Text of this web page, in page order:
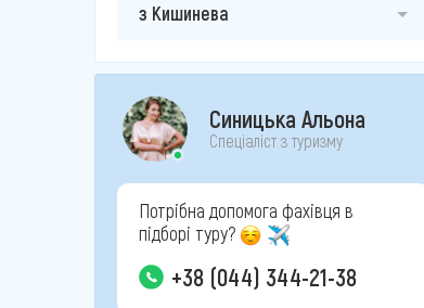
з Кишинева
Синицька Альона
Спеціаліст з туризму
Потрібна допомога фахівця в
підборі туру?
+38 (044) 344-21-38